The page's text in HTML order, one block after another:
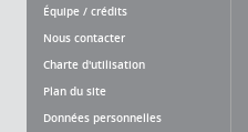
Équipe / crédits
Nous contacter
Charte d'utilisation
Plan du site
Données personnelles